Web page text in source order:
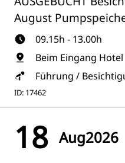
August
09.15h - 13.00h
Beim Eingang
Führung /
ID: 17462
18 Aug2026